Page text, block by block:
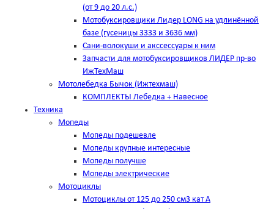
(от 9 до 20 л.с.)
Мотобуксировщики Лидер LONG на удлинённой
базе (гусеницы 3333 и 3636 мм)
Сани-волокуши и акссессуары к ним
Запчасти для мотобуксировщиков ЛИДЕР пр-во
ИжТехМаш
Мотолебедка Бычок (Ижтехмаш)
КОМПЛЕКТЫ Лебедка + Навесное
Техника
Мопеды
Мопеды подешевле
Мопеды крупные интересные
Мопеды получше
Мопеды электрические
Мотоциклы
Мотоциклы от 125 до 250 см3 кат А